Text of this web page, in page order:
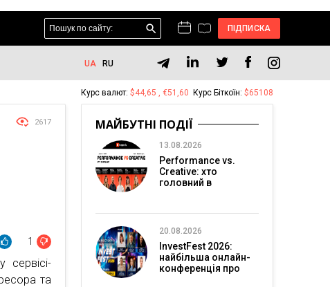
ПІДПИСКА
UA RU
2617
1
та
Курс валют: $44,65 , €51,60 Курс Біткоїн: $65108
МАЙБУТНІ ПОДІЇ
13.08.2026
Performance vs.
Creative: хто
головний в
20.08.2026
InvestFest 2026:
найбільша онлайн-
конференція про